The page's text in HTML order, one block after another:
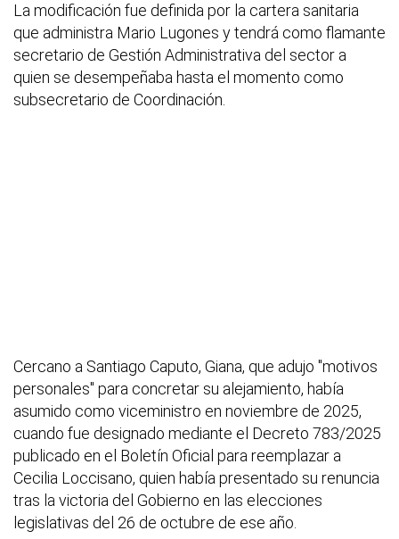
La modificación fue definida por la cartera sanitaria
que administra Mario Lugones y tendrá como flamante
secretario de Gestión Administrativa del sector a
quien se desempeñaba hasta el momento como
subsecretario de Coordinación.
Cercano a Santiago Caputo, Giana, que adujo "motivos
personales" para concretar su alejamiento, había
asumido como viceministro en noviembre de 2025,
cuando fue designado mediante el Decreto 783/2025
publicado en el Boletín Oficial para reemplazar a
Cecilia Loccisano, quien había presentado su renuncia
tras la victoria del Gobierno en las elecciones
legislativas del 26 de octubre de ese año.